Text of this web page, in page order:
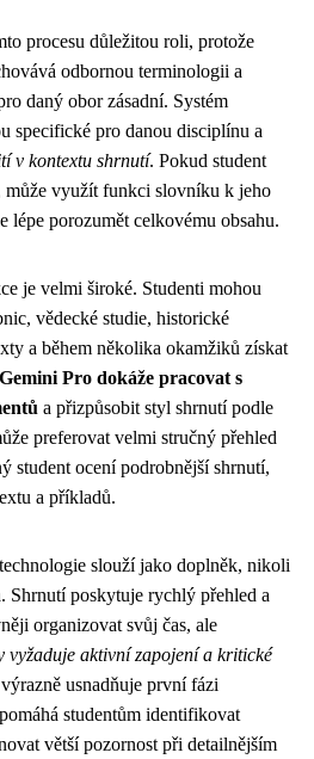
procesu důležitou roli, protože
odbornou terminologii a
daný obor zásadní. Systém
specifické pro danou disciplínu a
v kontextu shrnutí. Pokud student
může využít funkci slovníku k jeho
lépe porozumět celkovému obsahu.
je velmi široké. Studenti mohou
vědecké studie, historické
a během několika okamžiků získat
Gemini Pro dokáže pracovat s
a přizpůsobit styl shrnutí podle
preferovat velmi stručný přehled
student ocení podrobnější shrnutí,
a příkladů.
slouží jako doplněk, nikoli
Shrnutí poskytuje rychlý přehled a
organizovat svůj čas, ale
vyžaduje aktivní zapojení a kritické
usnadňuje první fázi
studentům identifikovat
větší pozornost při detailnějším